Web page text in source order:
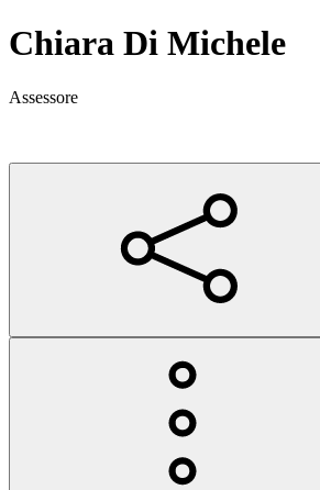
Chiara Di Michele
Assessore